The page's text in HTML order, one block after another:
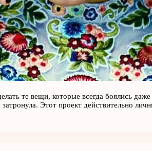
те вещи, которые всегда боялись
Этот проект действительно